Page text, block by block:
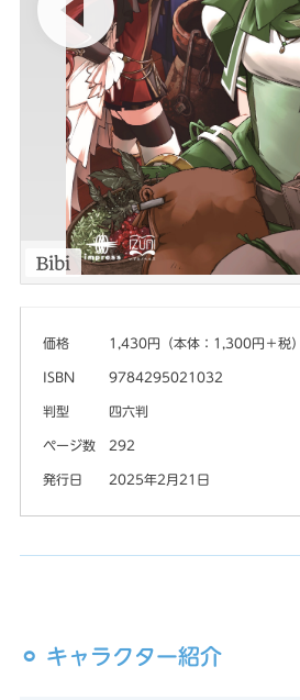
⚪︎ キャラクター紹介
価格 1,430円（本体：1,300円＋税）
ISBN 9784295021032
判型 四六判
ページ数 292
発行日 2025年2月21日